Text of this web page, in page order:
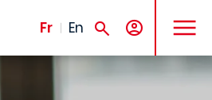
Fr En
MENU